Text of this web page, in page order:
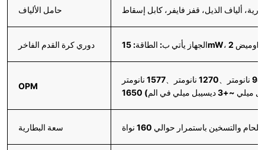
حامل الألياف ألياف الذيل، قفز فايفر، كابل إسقاط
دوري كرة القدم الفاخر
OPM
سعة البطارية